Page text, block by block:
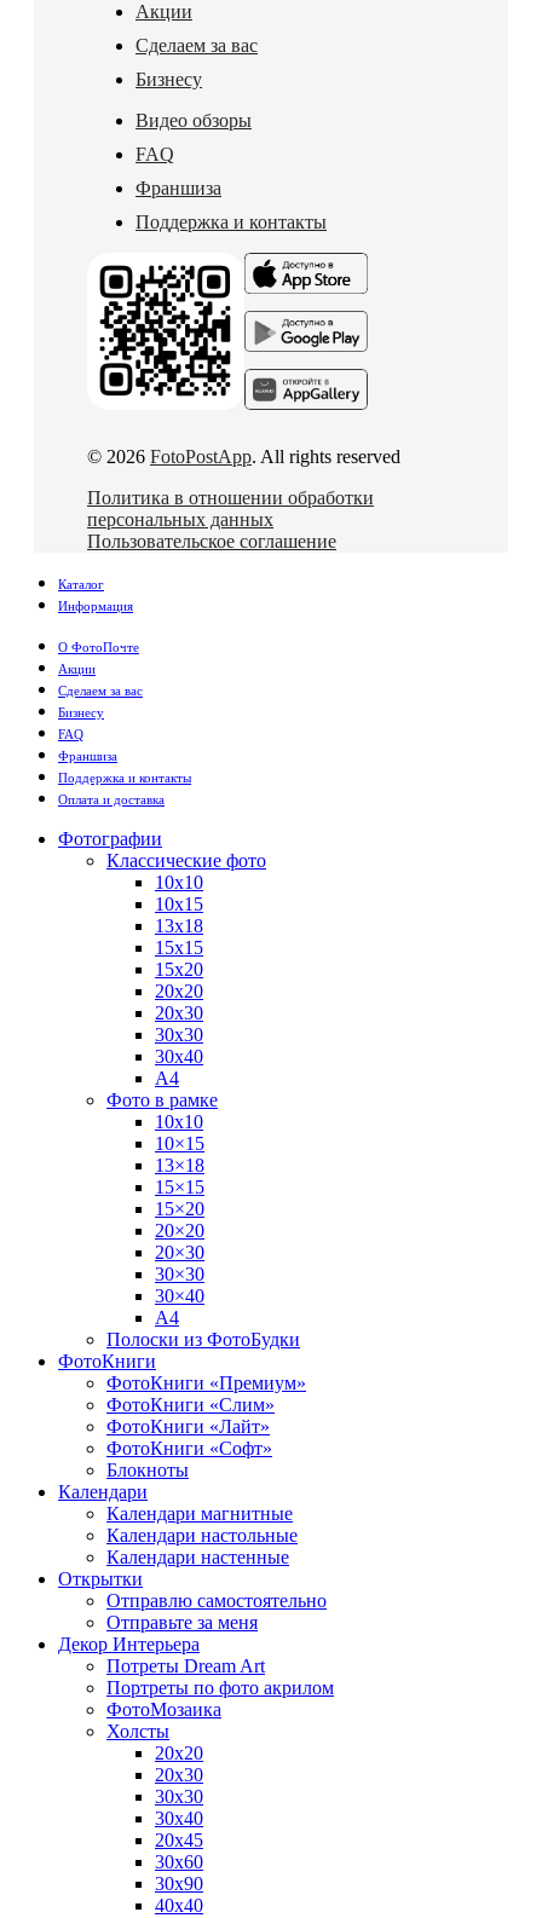
Акции
Сделаем за вас
Бизнесу
Видео обзоры
FAQ
Франшиза
Поддержка и контакты
© 2026 FotoPostApp. All rights reserved
Политика в отношении обработки
персональных данных
Пользовательское соглашение
Каталог
Информация
О ФотоПочте
Акции
Сделаем за вас
Бизнесу
FAQ
Франшиза
Поддержка и контакты
Оплата и доставка
Фотографии
Классические фото
10х10
10х15
13х18
15х15
15х20
20х20
20х30
30х30
30х40
А4
Фото в рамке
10х10
10×15
13×18
15×15
15×20
20×20
20×30
30×30
30×40
A4
Полоски из ФотоБудки
ФотоКниги
ФотоКниги «Премиум»
ФотоКниги «Слим»
ФотоКниги «Лайт»
ФотоКниги «Софт»
Блокноты
Календари
Календари магнитные
Календари настольные
Календари настенные
Открытки
Отправлю самостоятельно
Отправьте за меня
Декор Интерьера
Потреты Dream Art
Портреты по фото акрилом
ФотоМозаика
Холсты
20х20
20х30
30х30
30х40
20х45
30х60
30х90
40х40